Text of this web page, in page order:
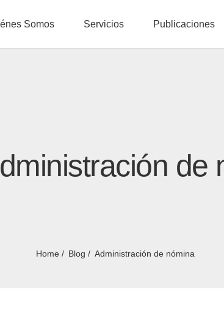
Somos Servicios Publicaciones
de
Home Blog Administración de nómina